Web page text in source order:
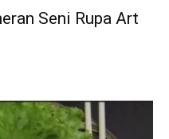
Seni Rupa Art